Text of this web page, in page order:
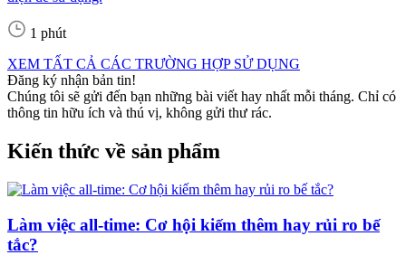
1 phút
XEM TẤT CẢ CÁC TRƯỜNG HỢP SỬ DỤNG
Đăng ký nhận bản tin!
Chúng tôi sẽ gửi đến bạn những bài viết hay nhất mỗi tháng. Chỉ có
thông tin hữu ích và thú vị, không gửi thư rác.
Kiến thức về sản phẩm
Làm việc all-time: Cơ hội kiếm thêm hay rủi ro bế
tắc?